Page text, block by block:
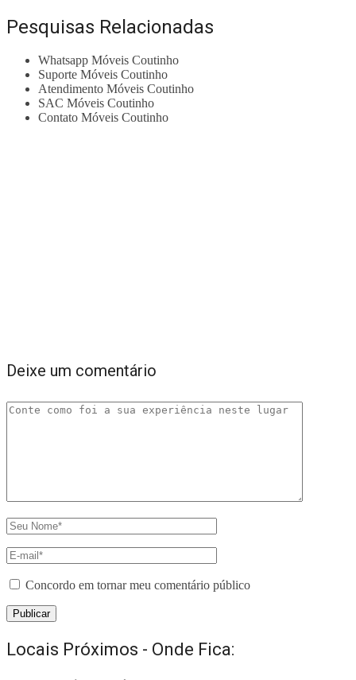
Pesquisas Relacionadas
Whatsapp Móveis Coutinho
Suporte Móveis Coutinho
Atendimento Móveis Coutinho
SAC Móveis Coutinho
Contato Móveis Coutinho
Deixe um comentário
Concordo em tornar meu comentário público
Locais Próximos - Onde Fica: